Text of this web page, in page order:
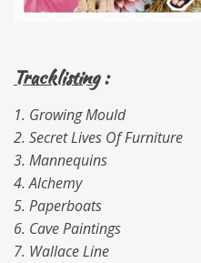
Tracklisting:
1. Growing Mould
2. Secret Lives Of Furniture
3. Mannequins
4. Alchemy
5. Paperboats
6. Cave Paintings
7. Wallace Line